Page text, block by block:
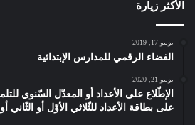
الأكثر زيارة
يونيو 17, 2019
الفضاء الرقمي للمدارس الإبتدائية
يونيو 21, 2020
الإطّلاع على الأعداد أو المعدّل السّنوي
على بطاقة الأعداد للثّلاثي الأوّل أو الثّاني